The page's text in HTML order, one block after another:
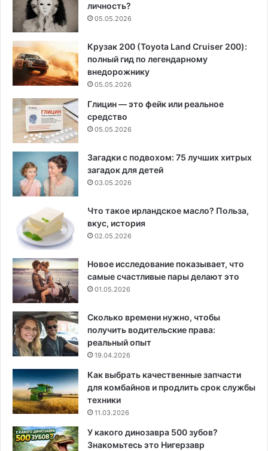
личность?
05.05.2026
Крузак 200 (Toyota Land Cruiser 200):
полный гид по легендарному
внедорожнику
05.05.2026
Глицин — это фейк или реальное
средство
05.05.2026
Загадки с подвохом: 75 лучших хитрых
загадок для детей
03.05.2026
Что такое ирландское масло? Польза,
вкус, история
02.05.2026
Новое исследование показывает, что
самые счастливые пары делают это
01.05.2026
Сколько времени нужно, чтобы
получить водительские права:
реальный опыт
19.04.2026
Как выбрать качественные запчасти
для комбайнов и продлить срок службы
техники
11.03.2026
У какого динозавра 500 зубов?
Знакомьтесь это Нигерзавр